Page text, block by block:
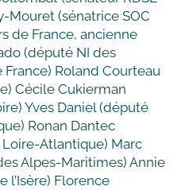
Mouret (sénatrice SOC
de France, ancienne
(député NI des
France) Roland Courteau
Cécile Cukierman
Yves Daniel (député
Ronan Dantec
Atlantique) Marc
Alpes-Maritimes) Annie
l’Isère) Florence